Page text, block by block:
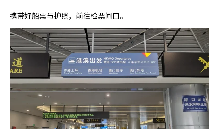
携带好船票与护照，前往检票闸口。